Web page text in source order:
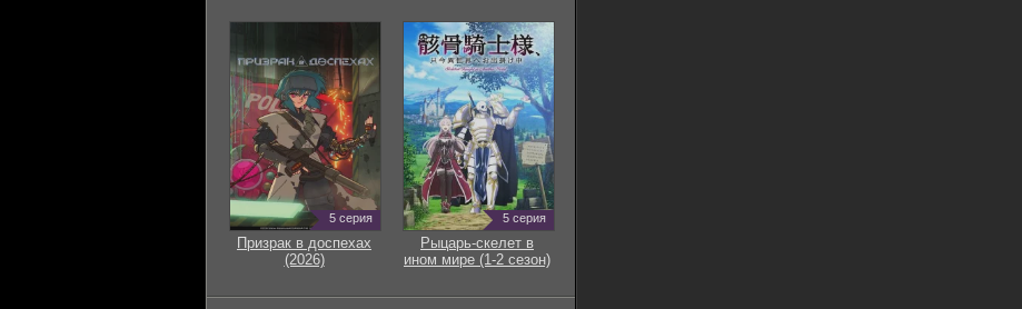
5 серия
Призрак в доспехах
(2026)
5 серия
Рыцарь-скелет в
ином мире (1-2 сезон)